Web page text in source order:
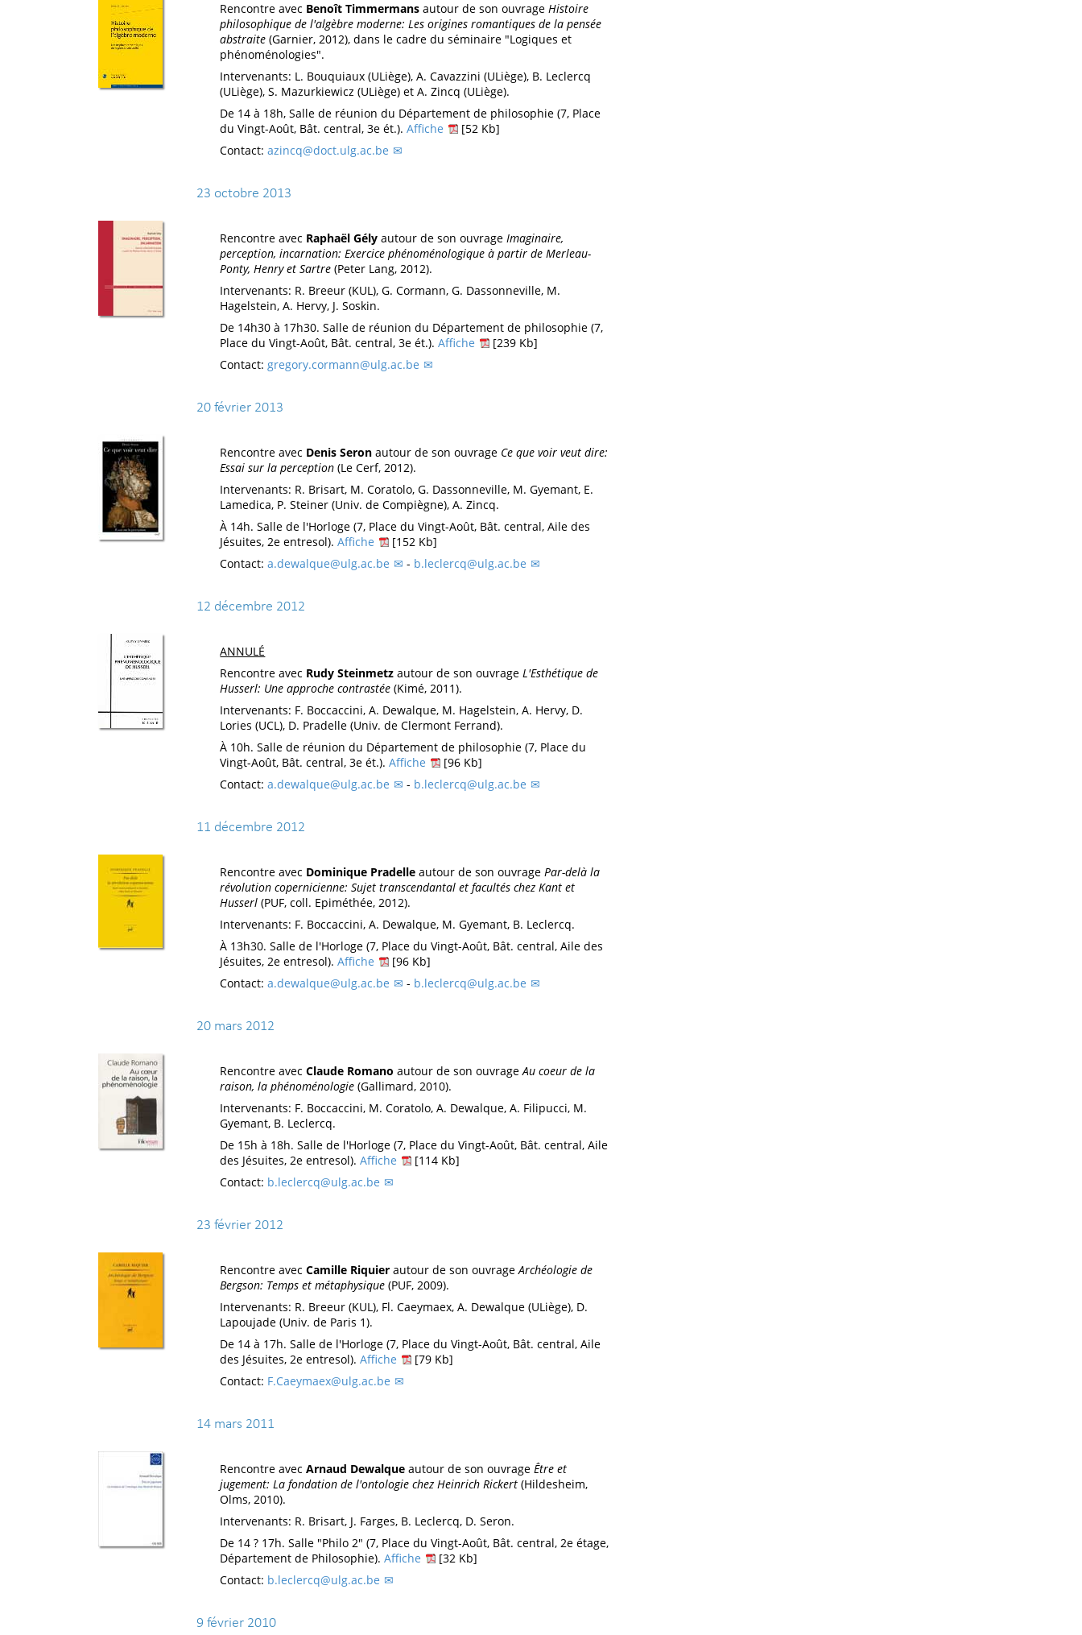
Rencontre avec Benoît Timmermans autour de son ouvrageHistoire
philosophique de l'algèbre moderne: Les origines romantiques de la pensée
abstraite (Garnier, 2012), dans le cadre du séminaire "Logiques et
phénoménologies".
Intervenants: L. Bouquiaux (ULiège), A. Cavazzini (ULiège), B. Leclercq
(ULiège), S. Mazurkiewicz (ULiège) et A. Zincq (ULiège).
De 14 à 18h, Salle de réunion du Département de philosophie (7, Place
du Vingt-Août, Bât. central, 3e ét.).Affiche
[52 Kb]
Contact:azincq@doct.ulg.ac.be
23 octobre 2013
Rencontre avec Raphaël Gély autour de son ouvrageImaginaire,
perception, incarnation: Exercice phénoménologique à partir de Merleau-
Ponty, Henry et Sartre (Peter Lang, 2012).
Intervenants: R. Breeur (KUL), G. Cormann, G. Dassonneville, M.
Hagelstein, A. Hervy, J. Soskin.
De 14h30 à 17h30. Salle de réunion du Département de philosophie (7,
Place du Vingt-Août, Bât. central, 3e ét.).Affiche
[239 Kb]
Contact:gregory.cormann@ulg.ac.be
20 février 2013
Rencontre avec Denis Seron autour de son ouvrage Ce que voir veut dire:
Essai sur la perception (Le Cerf, 2012).
Intervenants: R. Brisart, M. Coratolo, G. Dassonneville, M. Gyemant, E.
Lamedica, P. Steiner (Univ. de Compiègne), A. Zincq.
À 14h. Salle de l'Horloge (7, Place du Vingt-Août, Bât. central, Aile des
Jésuites, 2e entresol).Affiche
[152 Kb]
Contact:a.dewalque@ulg.ac.be - b.leclercq@ulg.ac.be
12 décembre 2012
ANNULÉ
Rencontre avec Rudy Steinmetz autour de son ouvrageL'Esthétique de
Husserl: Une approche contrastée (Kimé, 2011).
Intervenants: F. Boccaccini, A. Dewalque, M. Hagelstein, A. Hervy, D.
Lories (UCL), D. Pradelle (Univ. de Clermont Ferrand).
À 10h. Salle de réunion du Département de philosophie (7, Place du
Vingt-Août, Bât. central, 3e ét.).Affiche
[96 Kb]
Contact:a.dewalque@ulg.ac.be - b.leclercq@ulg.ac.be
11 décembre 2012
Rencontre avec Dominique Pradelle autour de son ouvragePar-delà la
révolution copernicienne: Sujet transcendantal et facultés chez Kant et
Husserl (PUF, coll. Epiméthée, 2012).
Intervenants: F. Boccaccini, A. Dewalque, M. Gyemant, B. Leclercq.
À 13h30. Salle de l'Horloge (7, Place du Vingt-Août, Bât. central, Aile des
Jésuites, 2e entresol).Affiche
[96 Kb]
Contact:a.dewalque@ulg.ac.be - b.leclercq@ulg.ac.be
20 mars 2012
Rencontre avecClaude Romano autour de son ouvrageAu coeur de la
raison, la phénoménologie (Gallimard, 2010).
Intervenants: F. Boccaccini, M. Coratolo, A. Dewalque, A. Filipucci, M.
Gyemant, B. Leclercq.
De 15h à 18h. Salle de l'Horloge (7, Place du Vingt-Août, Bât. central, Aile
des Jésuites, 2e entresol).Affiche
[114 Kb]
Contact: b.leclercq@ulg.ac.be
23 février 2012
Rencontre avecCamille Riquier autour de son ouvrageArchéologie de
Bergson: Temps et métaphysique (PUF, 2009).
Intervenants: R. Breeur (KUL), Fl. Caeymaex, A. Dewalque (ULiège), D.
Lapoujade (Univ. de Paris 1).
De 14 à 17h. Salle de l'Horloge (7, Place du Vingt-Août, Bât. central, Aile
des Jésuites, 2e entresol).Affiche
[79 Kb]
Contact: F.Caeymaex@ulg.ac.be
14 mars 2011
Rencontre avecArnaud Dewalque autour de son ouvrageÊtre et
jugement: La fondation de l'ontologie chez Heinrich Rickert (Hildesheim,
Olms, 2010).
Intervenants: R. Brisart, J. Farges, B. Leclercq, D. Seron.
De 14 ? 17h. Salle "Philo 2" (7, Place du Vingt-Août, Bât. central, 2e étage,
Département de Philosophie).Affiche
[32 Kb]
Contact: b.leclercq@ulg.ac.be
9 février 2010